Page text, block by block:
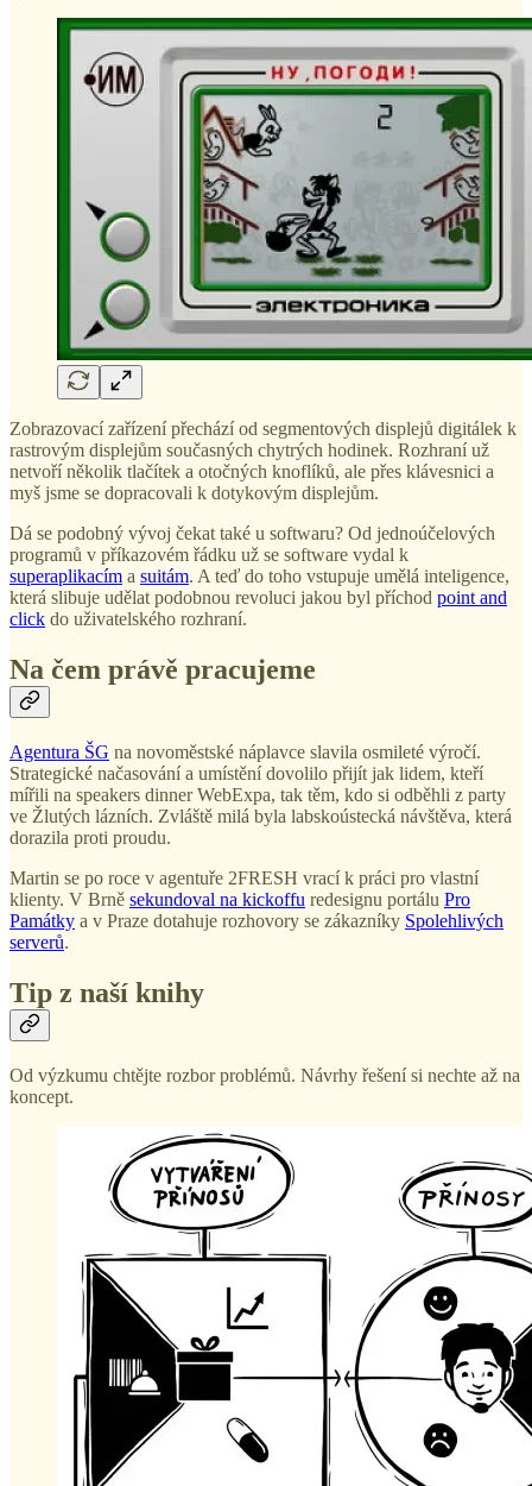
Zobrazovací zařízení přechází od segmentových displejů digitálek k
rastrovým displejům současných chytrých hodinek. Rozhraní už
netvoří několik tlačítek a otočných knoflíků, ale přes klávesnici a
myš jsme se dopracovali k dotykovým displejům.
Dá se podobný vývoj čekat také u softwaru? Od jednoúčelových
programů v příkazovém řádku už se software vydal k
superaplikacím a suitám. A teď do toho vstupuje umělá inteligence,
která slibuje udělat podobnou revoluci jakou byl příchod point and
click do uživatelského rozhraní.
Na čem právě pracujeme
Agentura ŠG na novoměstské náplavce slavila osmileté výročí.
Strategické načasování a umístění dovolilo přijít jak lidem, kteří
mířili na speakers dinner WebExpa, tak těm, kdo si odběhli z party
ve Žlutých lázních. Zvláště milá byla labskoústecká návštěva, která
dorazila proti proudu.
Martin se po roce v agentuře 2FRESH vrací k práci pro vlastní
klienty. V Brně sekundoval na kickoffu redesignu portálu Pro
Památky a v Praze dotahuje rozhovory se zákazníky Spolehlivých
serverů.
Tip z naší knihy
Od výzkumu chtějte rozbor problémů. Návrhy řešení si nechte až na
koncept.